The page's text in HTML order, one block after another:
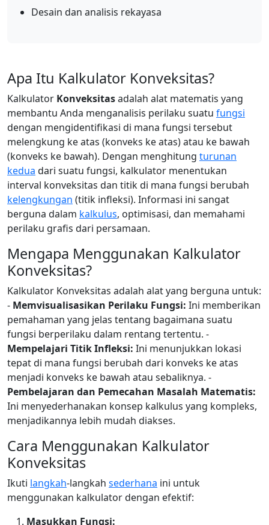
Desain dan analisis rekayasa
Apa Itu Kalkulator Konveksitas?
Kalkulator Konveksitasadalah alat matematis yang
membantu Anda menganalisis perilaku suatu fungsi
dengan mengidentifikasi di mana fungsi tersebut
melengkung ke atas (konveks ke atas) atau ke bawah
(konveks ke bawah). Dengan menghitung turunan
kedua dari suatu fungsi, kalkulator menentukan
interval konveksitas dan titik di mana fungsi berubah
kelengkungan (titik infleksi). Informasi ini sangat
berguna dalam kalkulus, optimisasi, dan memahami
perilaku grafis dari persamaan.
Mengapa Menggunakan Kalkulator
Konveksitas?
Kalkulator Konveksitas adalah alat yang berguna untuk:
- Memvisualisasikan Perilaku Fungsi: Ini memberikan
pemahaman yang jelas tentang bagaimana suatu
fungsi berperilaku dalam rentang tertentu. -
Mempelajari Titik Infleksi: Ini menunjukkan lokasi
tepat di mana fungsi berubah dari konveks ke atas
menjadi konveks ke bawah atau sebaliknya. -
Pembelajaran dan Pemecahan Masalah Matematis:
Ini menyederhanakan konsep kalkulus yang kompleks,
menjadikannya lebih mudah diakses.
Cara Menggunakan Kalkulator
Konveksitas
Ikuti langkah-langkah sederhana ini untuk
menggunakan kalkulator dengan efektif:
Masukkan Fungsi: